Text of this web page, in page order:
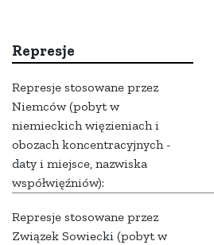
Represje
Represje stosowane przez
Niemców (pobyt w
niemieckich więzieniach i
obozach koncentracyjnych -
daty i miejsce, nazwiska
współwięźniów):
Represje stosowane przez
Związek Sowiecki (pobyt w